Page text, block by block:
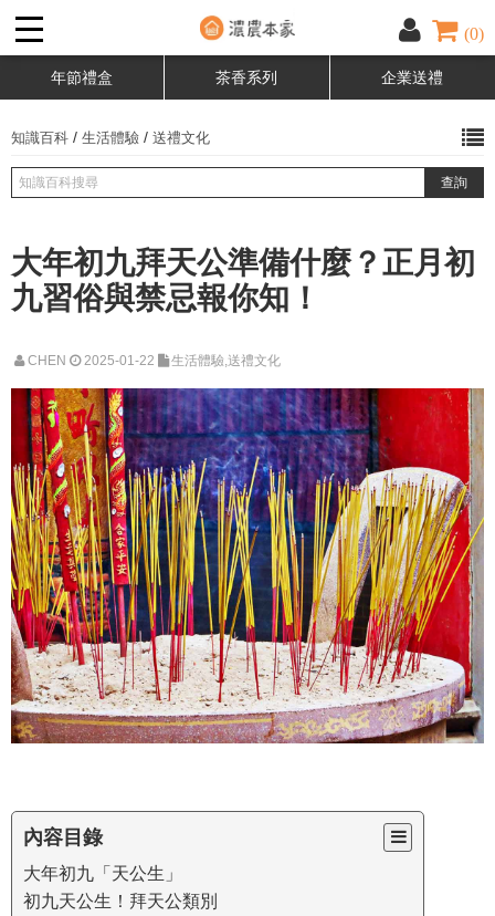
(0)
年節禮盒 茶香系列 企業送禮
知識百科 / 生活體驗 / 送禮文化
大年初九拜天公準備什麼？正月初
九習俗與禁忌報你知！
CHEN 2025-01-22 生活體驗,送禮文化
內容目錄
大年初九「天公生」
初九天公生！拜天公類別